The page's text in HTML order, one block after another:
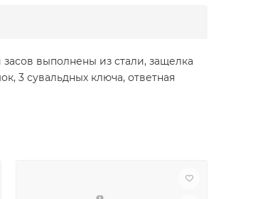
выполнены из стали, защелка
3 сувальдных ключа, ответная